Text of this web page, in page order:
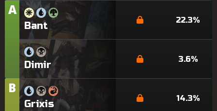
티
A
Bant 22.3%
Dimir 3.6%
티
B
Grixis 14.3%